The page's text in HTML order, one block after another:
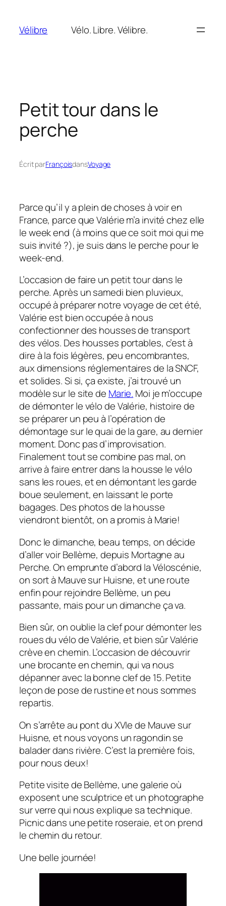
contenu
Vélibre Vélo. Libre. Vélibre.
Petit tour dans le
perche
Écrit parFrançoisdansVoyage
Parce qu’il y a plein de choses à voir en
France, parce que Valérie m’a invité chez elle
le week end (à moins que ce soit moi qui me
suis invité ?), je suis dans le perche pour le
week-end.
L’occasion de faire un petit tour dans le
perche. Après un samedi bien pluvieux,
occupé à préparer notre voyage de cet été,
Valérie est bien occupée à nous
confectionner des housses de transport
des vélos. Des housses portables, c’est à
dire à la fois légères, peu encombrantes,
aux dimensions réglementaires de la SNCF,
et solides. Si si, ça existe, j’ai trouvé un
modèle sur le site de Marie. Moi je m’occupe
de démonter le vélo de Valérie, histoire de
se préparer un peu à l’opération de
démontage sur le quai de la gare, au dernier
moment. Donc pas d’improvisation.
Finalement tout se combine pas mal, on
arrive à faire entrer dans la housse le vélo
sans les roues, et en démontant les garde
boue seulement, en laissant le porte
bagages. Des photos de la housse
viendront bientôt, on a promis à Marie!
Donc le dimanche, beau temps, on décide
d’aller voir Bellème, depuis Mortagne au
Perche. On emprunte d’abord la Véloscénie,
on sort à Mauve sur Huisne, et une route
enfin pour rejoindre Bellème, un peu
passante, mais pour un dimanche ça va.
Bien sûr, on oublie la clef pour démonter les
roues du vélo de Valérie, et bien sûr Valérie
crève en chemin. L’occasion de découvrir
une brocante en chemin, qui va nous
dépanner avec la bonne clef de 15. Petite
leçon de pose de rustine et nous sommes
repartis.
On s’arrête au pont du XVIe de Mauve sur
Huisne, et nous voyons un ragondin se
balader dans rivière. C’est la première fois,
pour nous deux!
Petite visite de Bellème, une galerie où
exposent une sculptrice et un photographe
sur verre qui nous explique sa technique.
Picnic dans une petite roseraie, et on prend
le chemin du retour.
Une belle journée!